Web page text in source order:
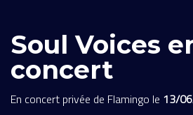
Soul Voices
concert
En concert privée de Flamingo le 13/